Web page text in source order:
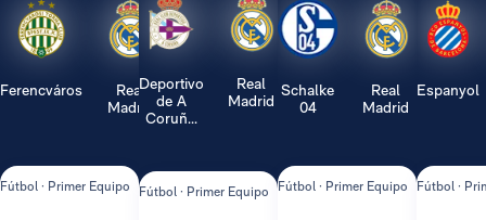
Ferencváros
Real
Madrid
Fútbol · Primer Equipo
Deportivo
de A
Coruñ...
Real
Madrid
Fútbol · Primer Equipo
Schalke
04
Real
Madrid
Fútbol · Primer Equipo
Espanyol
Fútbol ·